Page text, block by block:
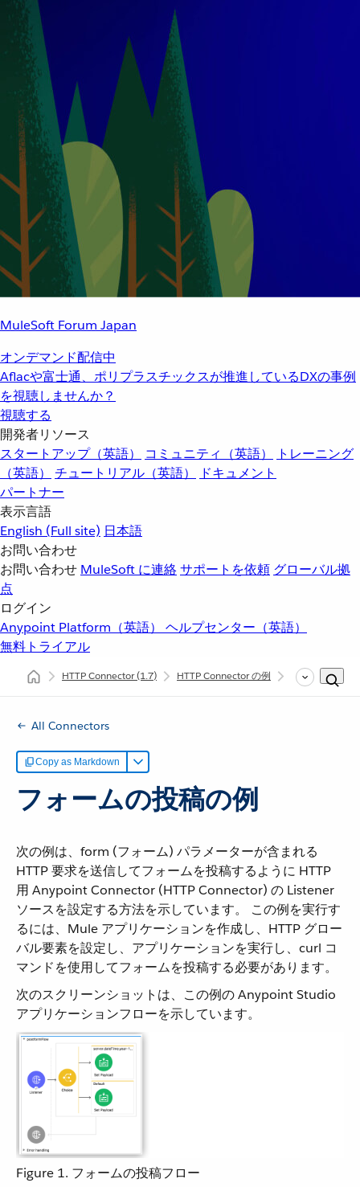
MuleSoft Forum Japan
オンデマンド配信中
Aflacや富士通、ポリプラスチックスが推進しているDXの事例
を視聴しませんか？
視聴する
開発者リソース
スタートアップ（英語）
コミュニティ（英語）
トレーニング
（英語）
チュートリアル（英語）
ドキュメント
パートナー
表示言語
English (Full site) 日本語
お問い合わせ
お問い合わせ MuleSoft に連絡サポートを依頼 グローバル拠
点
ログイン
Anypoint Platform（英語） ヘルプセンター（英語）
無料トライアル
HTTP Connector(1.7) HTTP Connector の例 フォーム投稿
All Connectors
Copy as Markdown
フォームの投稿の例
次の例は、form (フォーム) パラメーターが含まれる
HTTP 要求を送信してフォームを投稿するように HTTP
用 Anypoint Connector (HTTP Connector) の Listener
ソースを設定する方法を示しています。 この例を実行す
るには、Mule アプリケーションを作成し、HTTP グロー
バル要素を設定し、アプリケーションを実行し、curl コ
マンドを使用してフォームを投稿する必要があります。
次のスクリーンショットは、この例の Anypoint Studio
アプリケーションフローを示しています。
Figure 1. フォームの投稿フロー